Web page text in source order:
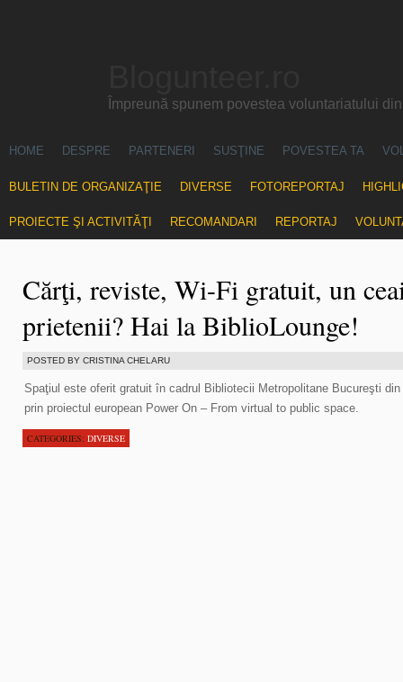
Împreună spunem povestea voluntariatului
HOME DESPRE PARTENERI SUSŢINE POVESTEA TA
BULETIN DE ORGANIZAŢIE DIVERSE FOTOREPORTAJ
PROIECTE ŞI ACTIVITĂŢI RECOMANDARI REPORTAJ
Cărţi, reviste, Wi-Fi gratuit, un
prietenii? Hai la BiblioLounge!
POSTED BY CRISTINA CHELARU
Spaţiul este oferit gratuit în cadrul Bibliotecii Metropolitane Bucureşti
prin proiectul european Power On – From virtual to public space.
CATEGORIES: DIVERSE